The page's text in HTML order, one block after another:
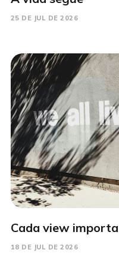
25 DE JUL DE 2026
Cada view importa
18 DE JUL DE 2026